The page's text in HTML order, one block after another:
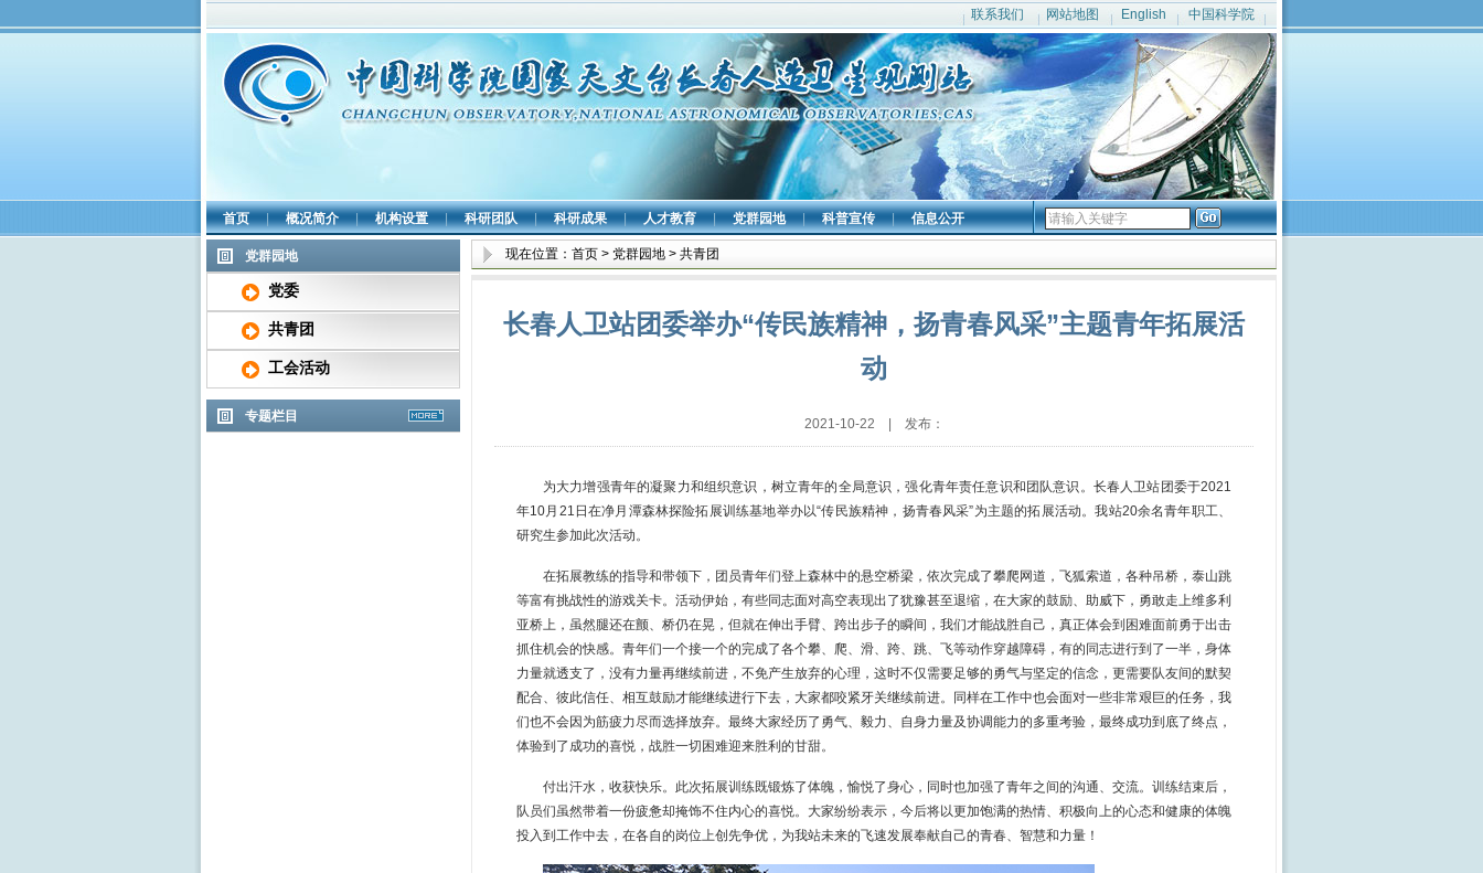
联系我们 网站地图 English 中国科学院
首页 | 概况简介 | 机构设置 | 科研团队 | 科研成果 | 人才教育 | 党群园地 | 科普宣传 | 信息公开
党群园地
党委
共青团
工会活动
专题栏目
现在位置： 首页 > 党群园地 > 共青团
长春人卫站团委举办“传民族精神，扬青春风采”主题青年拓展活
动
2021-10-22 | 发布：
为大力增强青年的凝聚力和组织意识，树立青年的全局意识，强化青年责任意识和团队意识。长春人卫站团委于2021
年10月 21 日在净月潭森林探险拓展训练基地举办以“传民族精神，扬青春风采”为主题的拓展活动。我站20余名青年职工、
研究生参加此次活动。
在拓展教练的指导和带领下，团员青年们登上森林中的悬空桥梁，依次完成了攀爬网道，飞狐索道，各种吊桥，泰山跳
等富有挑战性的游戏关卡。活动伊始，有些同志面对高空表现出了犹豫甚至退缩，在大家的鼓励、助威下，勇敢走上维多利
亚桥上，虽然腿还在颤、桥仍在晃，但就在伸出手臂、跨出步子的瞬间，我们才能战胜自己，真正体会到困难面前勇于出击
抓住机会的快感。青年们一个接一个的完成了各个攀、爬、滑、跨、跳、飞等动作穿越障碍，有的同志进行到了一半，身体
力量就透支了，没有力量再继续前进，不免产生放弃的心理，这时不仅需要足够的勇气与坚定的信念，更需要队友间的默契
配合、彼此信任、相互鼓励才能继续进行下去，大家都咬紧牙关继续前进。同样在工作中也会面对一些非常艰巨的任务，我
们也不会因为筋疲力尽而选择放弃。最终大家经历了勇气、毅力、自身力量及协调能力的多重考验，最终成功到底了终点，
体验到了成功的喜悦，战胜一切困难迎来胜利的甘甜。
付出汗水，收获快乐。此次拓展训练既锻炼了体魄，愉悦了身心，同时也加强了青年之间的沟通、交流。训练结束后，
队员们虽然带着一份疲惫却掩饰不住内心的喜悦。大家纷纷表示，今后将以更加饱满的热情、积极向上的心态和健康的体魄
投入到工作中去，在各自的岗位上创先争优，为我站未来的飞速发展奉献自己的青春、智慧和力量！